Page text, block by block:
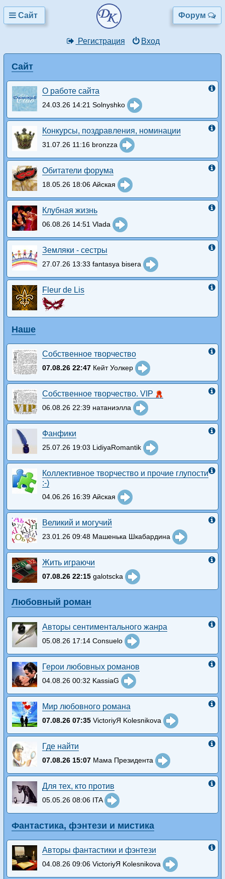
Сайт Форум
Регистрация Вход
Сайт
О работе сайта
24.03.26 14:21 Solnyshko
Конкурсы, поздравления, номинации
31.07.26 11:16 bronzza
Обитатели форума
18.05.26 18:06 Айская
Клубная жизнь
06.08.26 14:51 Vlada
Земляки - сестры
27.07.26 13:33 fantasya bisera
Fleur de Lis
Наше
Собственное творчество
07.08.26 22:47 Кейт Уолкер
Собственное творчество. VIP
06.08.26 22:39 натаниэлла
Фанфики
25.07.26 19:03 LidiyaRomantik
Коллективное творчество и прочие глупости
:-)
04.06.26 16:39 Айская
Великий и могучий
23.01.26 09:48 Машенька Шкабардина
Жить играючи
07.08.26 22:15 galotscka
Любовный роман
Авторы сентиментального жанра
05.08.26 17:14 Consuelo
Герои любовных романов
04.08.26 00:32 KassiaG
Мир любовного романа
07.08.26 07:35 VictoriyЯ Kolesnikova
Где найти
07.08.26 15:07 Мама Президента
Для тех, кто против
05.05.26 08:06 ITA
Фантастика, фэнтези и мистика
Авторы фантастики и фэнтези
04.08.26 09:06 VictoriyЯ Kolesnikova